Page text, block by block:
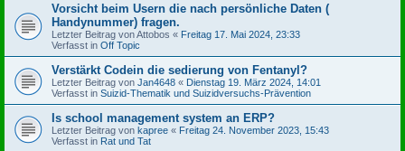
Vorsicht beim Usern die nach persönliche Daten (
Handynummer) fragen.
Letzter Beitrag vonAttobos « Freitag 17. Mai 2024, 23:33
Verfasst in Off Topic
Verstärkt Codein die sedierung von Fentanyl?
Letzter Beitrag von Jan4648 « Dienstag 19. März 2024, 14:01
Verfasst in Suizid-Thematik und Suizidversuchs-Prävention
Is school management system an ERP?
Letzter Beitrag von kapree « Freitag 24. November 2023, 15:43
Verfasst in Rat und Tat